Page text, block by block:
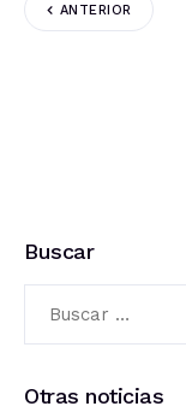
ANTERIOR
Buscar
Otras noticias